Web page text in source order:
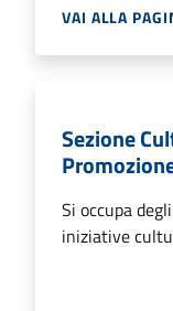
VAI ALLA
Sezione
Si occupa
iniziative